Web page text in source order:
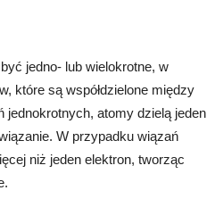
jedno- lub wielokrotne, w
które są współdzielone między
jednokrotnych, atomy dzielą jeden
W przypadku wiązań
niż jeden elektron, tworząc